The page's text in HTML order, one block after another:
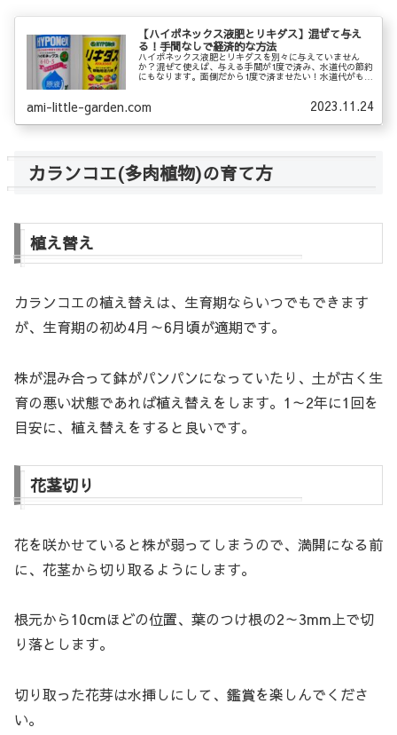
【ハイポネックス液肥とリキダス】混ぜて与え
る！手間なしで経済的な方法
ハイポネックス液肥とリキダスを別々に与えていません
か？混ぜて使えば、与える手間が1度で済み、水道代の節約
にもなります。面倒だから1度で済ませたい！水道代がもっ
ami-little-garden.com 2023.11.24
カランコエ(多肉植物)の育て方
植え替え
カランコエの植え替えは、生育期ならいつでもできます
が、生育期の初め4月～6月頃が適期です。
株が混み合って鉢がパンパンになっていたり、土が古く生
育の悪い状態であれば植え替えをします。1～2年に1回を
目安に、植え替えをすると良いです。
花茎切り
花を咲かせていると株が弱ってしまうので、満開になる前
に、花茎から切り取るようにします。
根元から10cmほどの位置、葉のつけ根の2～3mm上で切
り落とします。
切り取った花芽は水挿しにして、鑑賞を楽しんでくださ
い。